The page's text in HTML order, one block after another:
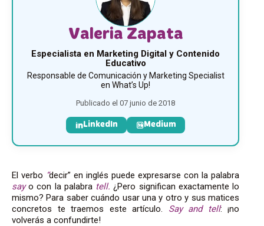
Valeria Zapata
Especialista en Marketing Digital y Contenido
Educativo
Responsable de Comunicación y Marketing Specialist
en What’s Up!
Publicado el 07 junio de 2018
LinkedIn Medium
El verbo “decir” en inglés puede expresarse con la palabra
sayo con la palabra tell. ¿Pero significan exactamente lo
mismo? Para saber cuándo usar una y otro y sus matices
concretos te traemos este artículo. Say and tell: ¡no
volverás a confundirte!